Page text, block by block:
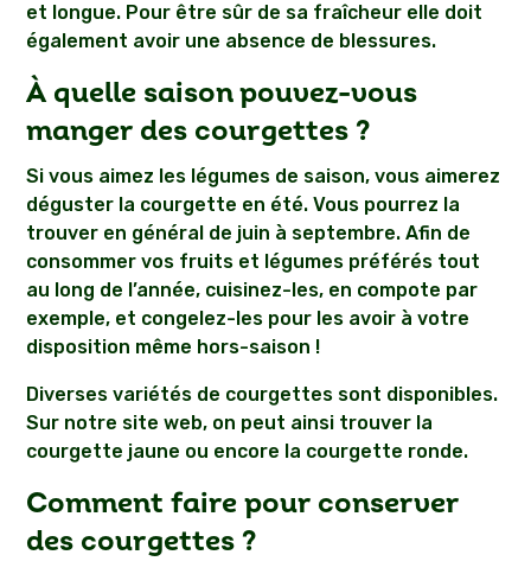
et longue. Pour être sûr de sa fraîcheur elle doit
également avoir une absence de blessures.
À quelle saison pouvez-vous
manger des courgettes ?
Si vous aimez les légumes de saison, vous aimerez
déguster la courgette en été. Vous pourrez la
trouver en général de juin à septembre. Afin de
consommer vos fruits et légumes préférés tout
au long de l’année, cuisinez-les, en compote par
exemple, et congelez-les pour les avoir à votre
disposition même hors-saison !
Diverses variétés de courgettes sont disponibles.
Sur notre site web, on peut ainsi trouver la
courgette jaune ou encore la courgette ronde.
Comment faire pour conserver
des courgettes ?